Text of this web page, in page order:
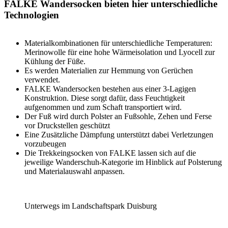
FALKE Wandersocken bieten hier unterschiedliche
Technologien
Materialkombinationen für unterschiedliche Temperaturen:
Merinowolle für eine hohe Wärmeisolation und Lyocell zur
Kühlung der Füße.
Es werden Materialien zur Hemmung von Gerüchen
verwendet.
FALKE Wandersocken bestehen aus einer 3-Lagigen
Konstruktion. Diese sorgt dafür, dass Feuchtigkeit
aufgenommen und zum Schaft transportiert wird.
Der Fuß wird durch Polster an Fußsohle, Zehen und Ferse
vor Druckstellen geschützt
Eine Zusätzliche Dämpfung unterstützt dabei Verletzungen
vorzubeugen
Die Trekkeingsocken von FALKE lassen sich auf die
jeweilige Wanderschuh-Kategorie im Hinblick auf Polsterung
und Materialauswahl anpassen.
Unterwegs im Landschaftspark Duisburg